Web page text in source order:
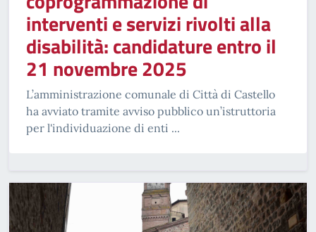
interventi e servizi rivolti alla
disabilità: candidature entro il
21 novembre 2025
L’amministrazione comunale di Città di Castello
ha avviato tramite avviso pubblico un’istruttoria
per l'individuazione di enti ...